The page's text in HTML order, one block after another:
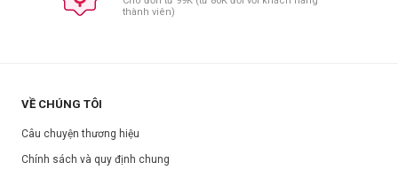
thành viên)
VỀ CHÚNG TÔI
Câu chuyện thương hiệu
Chính sách và quy định chung